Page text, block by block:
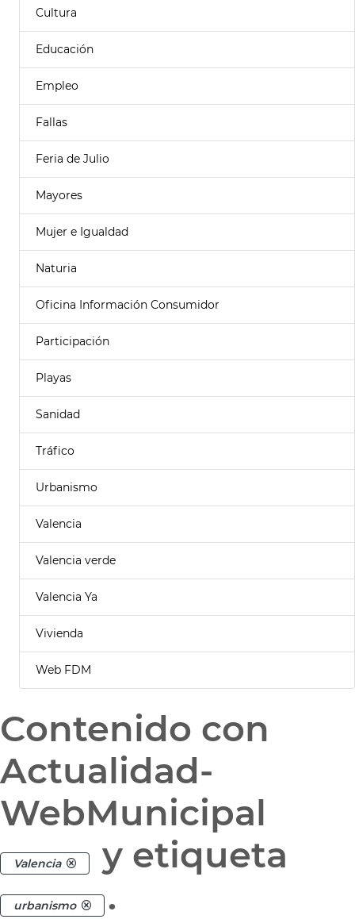
Cultura
Educación
Empleo
Fallas
Feria de Julio
Mayores
Mujer e Igualdad
Naturia
Oficina Información Consumidor
Participación
Playas
Sanidad
Tráfico
Urbanismo
Valencia
Valencia verde
Valencia Ya
Vivienda
Web FDM
Contenido con
Actualidad-
WebMunicipal
Valencia y etiqueta
urbanismo .